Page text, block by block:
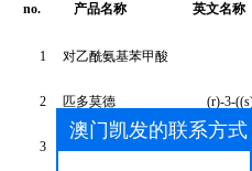
询价
烷欢迎询价
欢迎询价
no. 产品名称 英文名称
1 对乙酰氨基苯甲酸
2 匹多莫德 (r)-3-
3
澳门凯发的联系方式